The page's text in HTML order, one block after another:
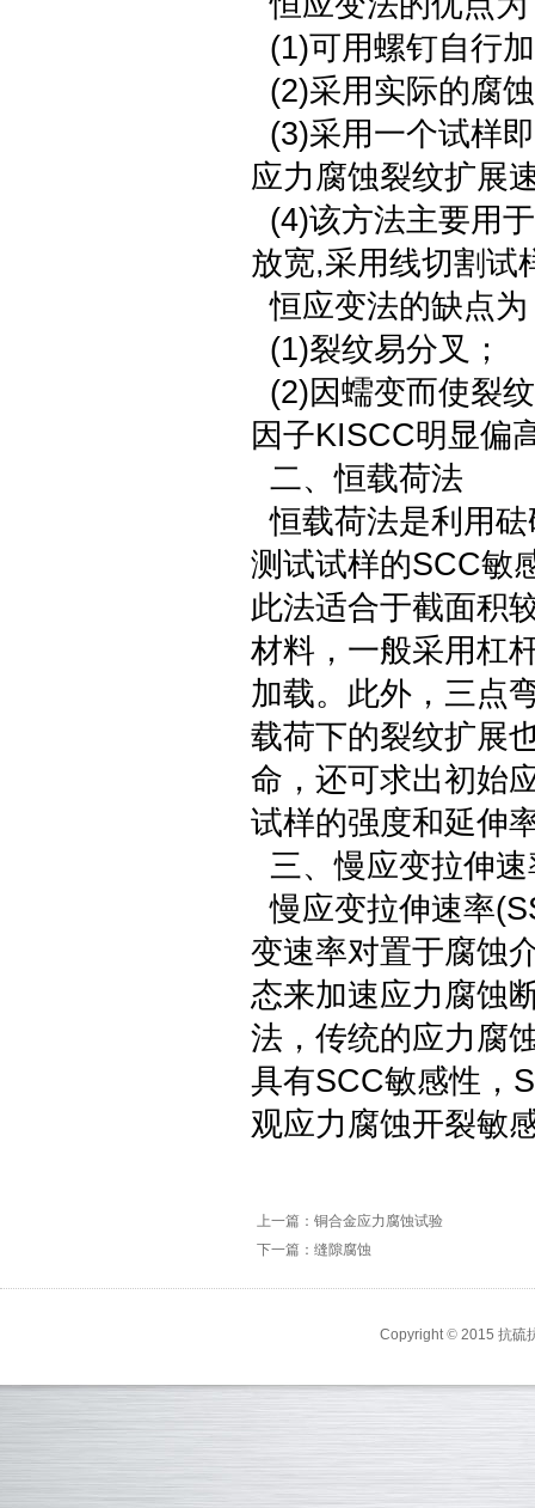
(1)可用螺钉自行
(2)采用实际的腐
(3)采用一个试样
应力腐蚀裂纹扩展
(4)该方法主要用
放宽,采用线切割试
恒应变法的缺点为
(1)裂纹易分叉；
(2)因蠕变而使裂
因子KISCC明显偏
二、恒载荷法
恒载荷法是利用
测试试样的SCC敏
此法适合于截面积
材料，一般采用杠
加载。此外，三点
载荷下的裂纹扩展
命，还可求出初始
试样的强度和延伸
三、慢应变拉伸
慢应变拉伸速率
变速率对置于腐蚀
态来加速应力腐蚀
法，传统的应力腐
具有SCC敏感性，
观应力腐蚀开裂敏
上一篇：铜合金应力腐蚀试验
下一篇：缝隙腐蚀
Copyright©2015 抗硫